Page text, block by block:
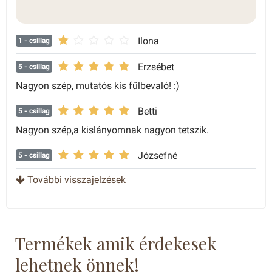
1 - csillag Ilona
5 - csillag
Erzsébet
Nagyon szép, mutatós kis fülbevaló! :)
5 - csillag
Betti
Nagyon szép,a kislányomnak nagyon tetszik.
5 - csillag Józsefné
További visszajelzések
Termékek amik érdekesek
lehetnek önnek!